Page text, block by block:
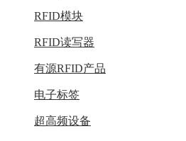
RFID模块
RFID读写器
有源RFID产品
电子标签
超高频设备